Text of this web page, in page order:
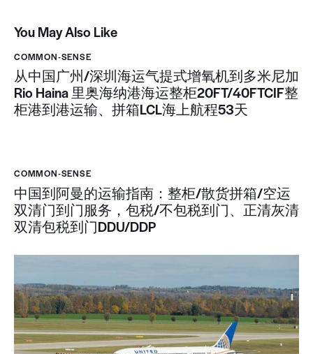
You May Also Like
COMMON-SENSE
从中国广州/深圳海运气提式增氧机到多米尼加
Rio Haina 里奥海纳港海运整柜20FT/40FTCIF整
柜港到港运输、拼箱LCL海上航程53天
COMMON-SENSE
中国到阿曼的运输指南：整柜/散货拼箱/空运
双清门到门服务，包税/不包税到门、正清灰清
双清包税到门DDU/DDP